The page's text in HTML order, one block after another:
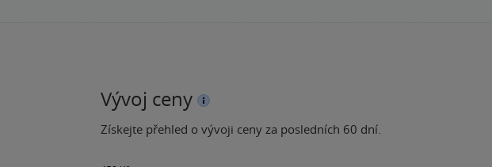
Vývoj ceny
Získejte přehled o vývoji ceny za posledních 60 dní.